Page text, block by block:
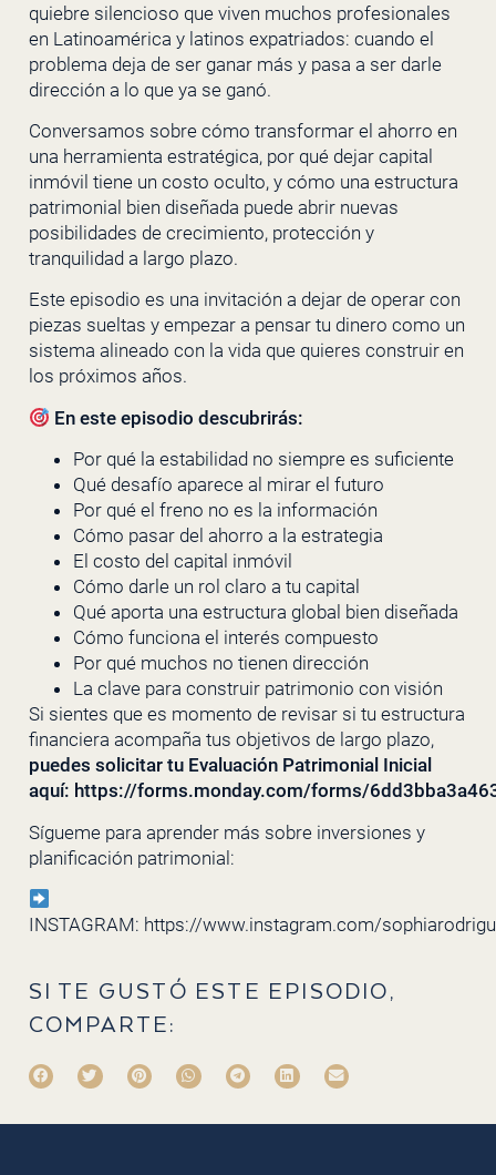
quiebre silencioso que viven muchos profesionales
en Latinoamérica y latinos expatriados: cuando el
problema deja de ser ganar más y pasa a ser darle
dirección a lo que ya se ganó.
Conversamos sobre cómo transformar el ahorro en
una herramienta estratégica, por qué dejar capital
inmóvil tiene un costo oculto, y cómo una estructura
patrimonial bien diseñada puede abrir nuevas
posibilidades de crecimiento, protección y
tranquilidad a largo plazo.
Este episodio es una invitación a dejar de operar con
piezas sueltas y empezar a pensar tu dinero como un
sistema alineado con la vida que quieres construir en
los próximos años.
En este episodio descubrirás:
Por qué la estabilidad no siempre es suficiente
Qué desafío aparece al mirar el futuro
Por qué el freno no es la información
Cómo pasar del ahorro a la estrategia
El costo del capital inmóvil
Cómo darle un rol claro a tu capital
Qué aporta una estructura global bien diseñada
Cómo funciona el interés compuesto
Por qué muchos no tienen dirección
La clave para construir patrimonio con visión
Si sientes que es momento de revisar si tu estructura
financiera acompaña tus objetivos de largo plazo,
puedes solicitar tu Evaluación Patrimonial Inicial
aquí: https://forms.monday.com/forms/
Sígueme para aprender más sobre inversiones y
planificación patrimonial:
INSTAGRAM: https://www.instagram.com/
SI TE GUSTÓ ESTE EPISODIO,
COMPARTE: